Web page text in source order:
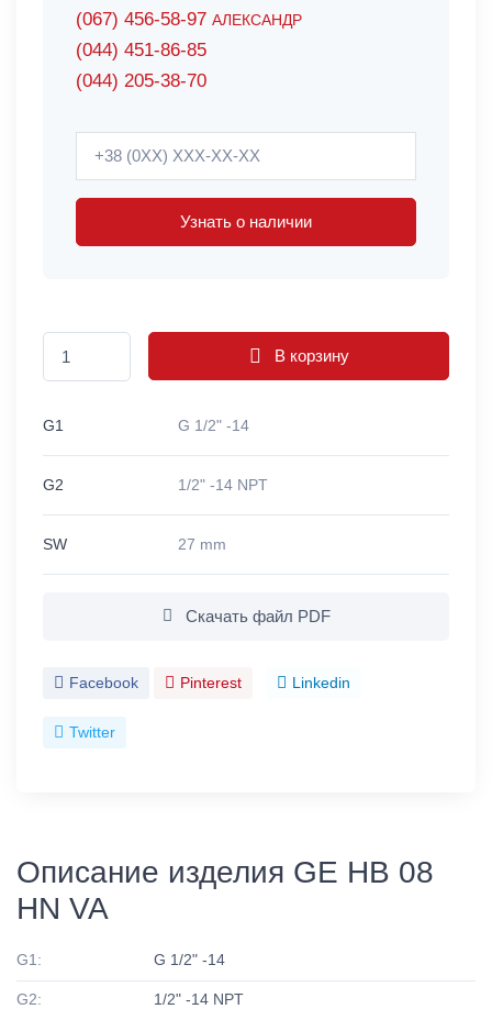
(067) 456-58-97 АЛЕКСАНДР
(044) 451-86-85
(044) 205-38-70
Узнать о наличии
В корзину
G1 G 1/2" -14
G2 1/2" -14 NPT
SW 27 mm
Скачать файл PDF
Facebook Pinterest Linkedin
Twitter
Описание изделия GE HB 08
HN VA
G1: G 1/2" -14
G2: 1/2" -14 NPT